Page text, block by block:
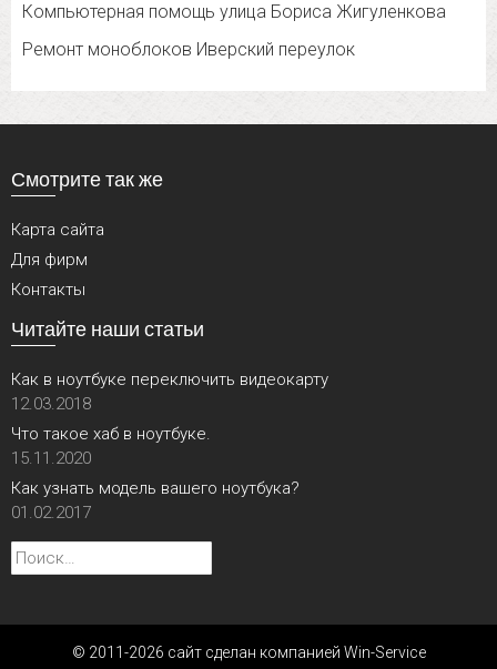
Компьютерная помощь улица Бориса Жигуленкова
Ремонт моноблоков Иверский переулок
Смотрите так же
Карта сайта
Для фирм
Контакты
Читайте наши статьи
Как в ноутбуке переключить видеокарту
12.03.2018
Что такое хаб в ноутбуке.
15.11.2020
Как узнать модель вашего ноутбука?
01.02.2017
Найти:
© 2011-2026 сайт сделан компанией Win-Service